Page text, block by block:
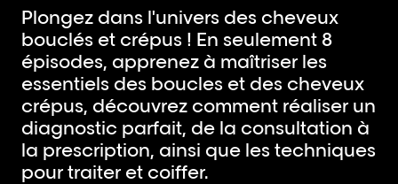
Plongez dans l'univers des cheveux
bouclés et crépus ! En seulement 8
épisodes, apprenez à maîtriser les
essentiels des boucles et des cheveux
crépus, découvrez comment réaliser un
diagnostic parfait, de la consultation à
la prescription, ainsi que les techniques
pour traiter et coiffer.